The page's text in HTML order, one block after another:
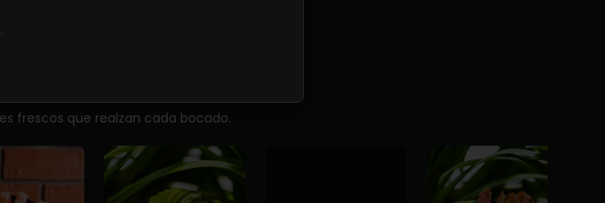
frescos que realzan cada bocado.